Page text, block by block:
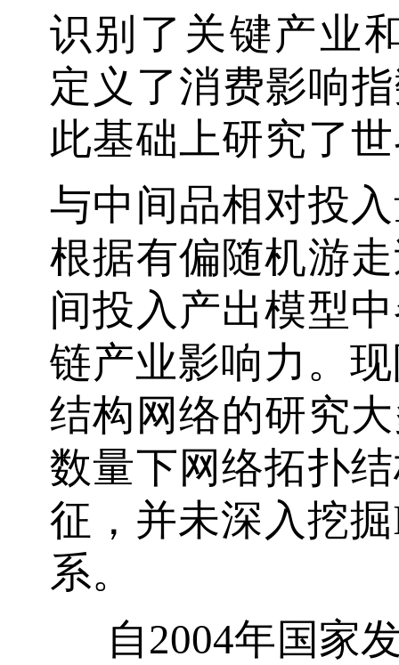
识别了关键产业
定义了消费影响
此基础上研究了
与中间品相对投
根据有偏随机游
间投入产出模型
链产业影响力。
结构网络的研究
数量下网络拓扑
征，并未深入挖
系。
自2004年国家